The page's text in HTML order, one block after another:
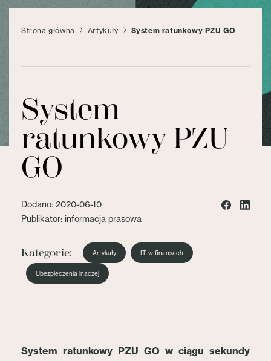
Strona główna Artykuły System ratunkowy PZU GO
System
ratunkowy PZU
GO
Dodano: 2020-06-10
Publikator: informacja prasowa
Kategorie: Artykuły IT w finansach
Ubezpieczenia inaczej
System ratunkowy PZU GO w ciągu sekundy